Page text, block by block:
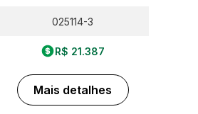
025114-3
R$ 21.387
Mais detalhes